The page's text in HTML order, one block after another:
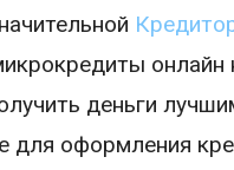
онлайн
деньги
для оформления